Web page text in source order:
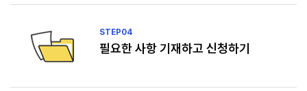
STEP04
필요한 사항 기재하고 신청하기